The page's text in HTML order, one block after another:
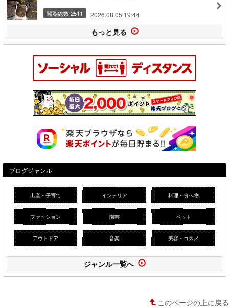
閲覧総数 2511 2026.08.05 19:44
もっと見る
ブログジャンル
出産・子育て インテリア 料理・食べ物
ファッション 園芸 ペット
アウトドア 音楽 美容・コスメ
ジャンル一覧へ
このページの上に戻る